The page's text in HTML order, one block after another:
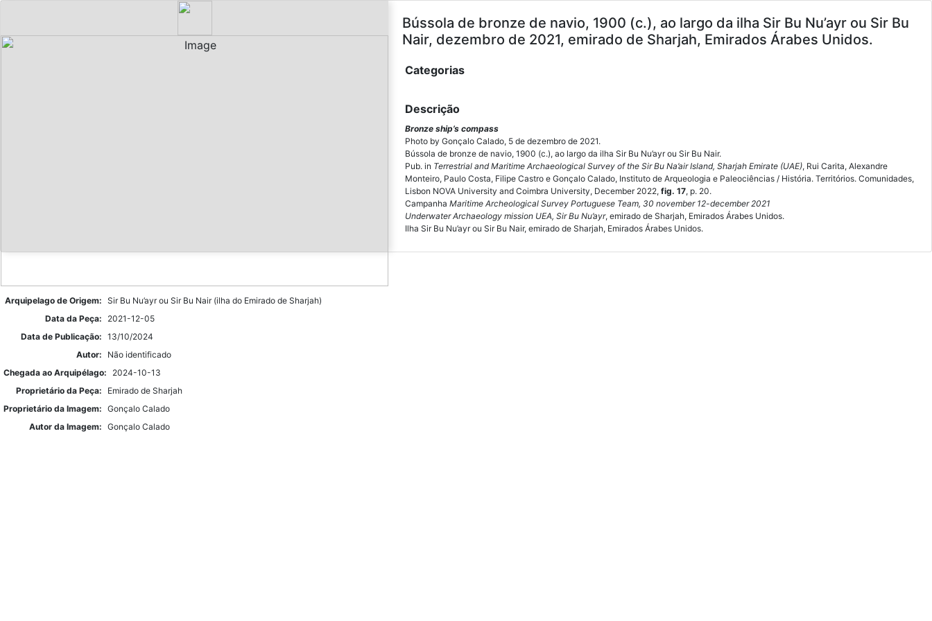
Arquipelago de Origem: Sir Bu Nu’ayr ou Sir Bu Nair (ilha do Emirado de Sharjah)
Data da Peça:
2021-12-05
Data de Publicação: 13/10/2024
Autor:
Não identificado
Chegada ao Arquipélago:
2024-10-13
Proprietário da Peça:
Emirado de Sharjah
Proprietário da Imagem: Gonçalo Calado
Autor da Imagem: Gonçalo Calado
Bússola de bronze de navio, 1900 (c.), ao largo da ilha Sir Bu Nu’ayr ou Sir Bu
Nair, dezembro de 2021, emirado de Sharjah, Emirados Árabes Unidos.
Categorias
Descrição
Bronze ship’s compass
Photo by Gonçalo Calado, 5 de dezembro de 2021.
Bússola de bronze de navio, 1900 (c.), ao largo da ilha Sir Bu Nu’ayr ou Sir Bu Nair.
Pub. in Terrestrial and Maritime Archaeological Survey of the Sir Bu Na’air Island, Sharjah Emirate (UAE), Rui Carita, Alexandre
Monteiro, Paulo Costa, Filipe Castro e Gonçalo Calado, Instituto de Arqueologia e Paleociências / História. Territórios. Comunidades,
Lisbon NOVA University and Coimbra University, December 2022,fig. 17, p. 20.
Campanha Maritime Archeological Survey Portuguese Team, 30 november 12-december 2021
Underwater Archaeology mission UEA, Sir Bu Nu’ayr, emirado de Sharjah, Emirados Árabes Unidos.
Ilha Sir Bu Nu’ayr ou Sir Bu Nair, emirado de Sharjah, Emirados Árabes Unidos.